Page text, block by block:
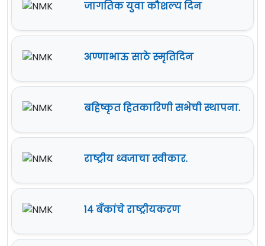
जागतिक युवा कौशल्य दिन
अण्णाभाऊ साठे स्मृतिदिन
बहिष्कृत हितकारिणी सभेची स्थापना.
राष्ट्रीय ध्वजाचा स्वीकार.
१४ बँकांचे राष्ट्रीयकरण